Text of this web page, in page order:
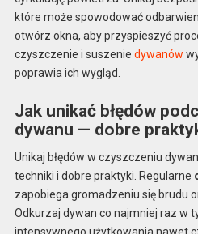
które może spowodować
otwórz okna, aby przyspieszyć
czyszczenie i suszenie dywanów
poprawia ich wygląd.
Jak unikać błędów
dywanu — dobre
Unikaj błędów w czyszczeniu
techniki i dobre praktyki. Regularne
zapobiega gromadzeniu się brudu
Odkurzaj dywan co najmniej raz w
intensywnego użytkowania nawet